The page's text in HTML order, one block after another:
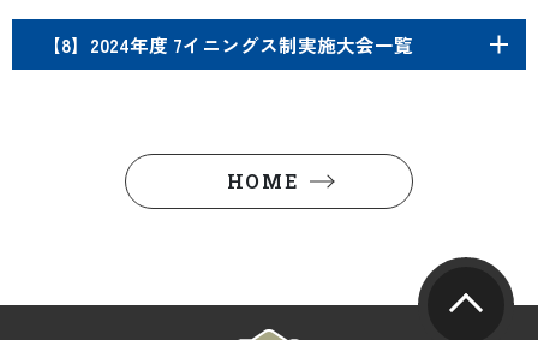
【8】2024年度 7イニングス制実施大会一覧
HOME